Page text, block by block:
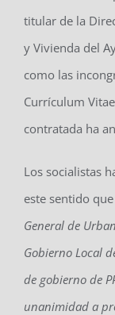
titular de la
y Vivienda del
como las
Currículum
contratada ha
Los socialistas
este sentido
General de
Gobierno Local
de gobierno de
unanimidad a